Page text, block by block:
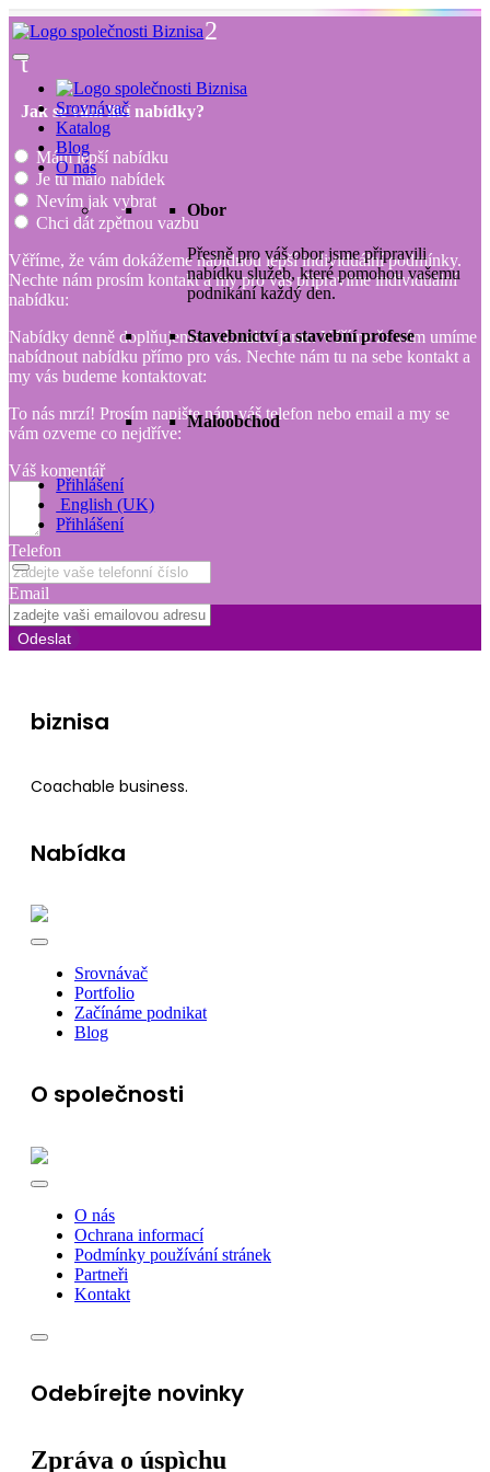
Srovnávač
Katalog
Blog
O nás
Obor
Přesně pro váš obor jsme připravili
nabídku služeb, které pomohou vašemu
podnikání každý den.
Stavebnictví a stavební profese
Maloobchod
Přihlášení
English (UK)
Přihlášení
t
Jak se vám líbí nabídky?
2
Mám lepší nabídku
Je tu málo nabídek
Nevím jak vybrat
Chci dát zpětnou vazbu
Věříme, že vám dokážeme nabídnou lepší individuální podmínky.
Nechte nám prosím kontakt a my pro vás připravíme individuální
nabídku:
Nabídky denně doplňujeme a aktualizujeme. Věříme že vám umíme
nabídnout nabídku přímo pro vás. Nechte nám tu na sebe kontakt a
my vás budeme kontaktovat:
To nás mrzí! Prosím napište nám váš telefon nebo email a my se
vám ozveme co nejdříve:
Váš komentář
Telefon
Email
Odeslat
biznisa
Coachable business.
Nabídka
Srovnávač
Portfolio
Začínáme podnikat
Blog
O společnosti
O nás
Ochrana informací
Podmínky používání stránek
Partneři
Kontakt
Odebírejte novinky
Zpráva o úspìchu